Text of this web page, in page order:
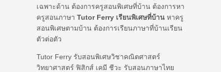
เฉพาะด้าน ต้องการครูสอนพิเศษที่บ้าน ต้องการหา
ครูสอนภาษา Tutor Ferry เรียนพิเศษที่บ้าน หาครู
สอนพิเศษตามบ้าน ต้องการเรียนภาษาที่บ้านเรียน
ตัวต่อตัว
Tutor Ferry รับสอนพิเศษวิชาคณิตศาสตร์
วิทยาศาสตร์ ฟิสิกส์ เคมี ชีวะ รับสอนภาษาไทย